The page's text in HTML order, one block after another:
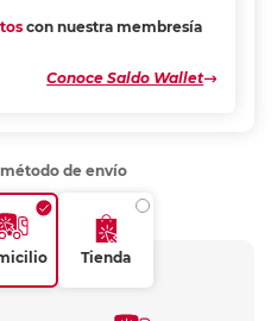
con nuestra membresía
Conoce Saldo Wallet
de envío
Tienda